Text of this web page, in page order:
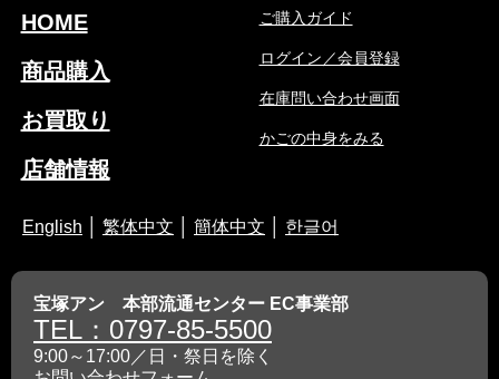
HOME
商品購入
お買取り
店舗情報
ご購入ガイド
ログイン／会員登録
在庫問い合わせ画面
かごの中身をみる
English 繁体中文 簡体中文 한글어
宝塚アン 本部流通センター EC事業部
TEL：0797-85-5500
9:00～17:00／日・祭日を除く